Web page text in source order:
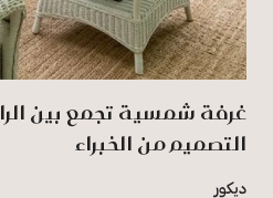
غرفة شمسية تجمع بين
التصميم من الخبراء
ديكور